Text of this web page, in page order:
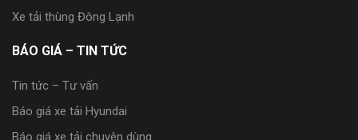
Xe tải thùng Đông Lạnh
BÁO GIÁ – TIN TỨC
Tin tức – Tư vấn
Báo giá xe tải Hyundai